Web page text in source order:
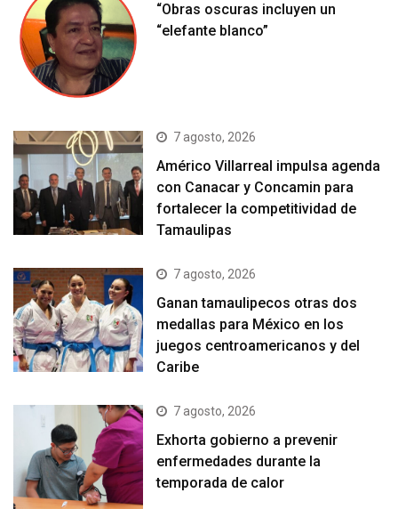
“Obras oscuras incluyen un
“elefante blanco”
7 agosto, 2026
Américo Villarreal impulsa agenda
con Canacar y Concamin para
fortalecer la competitividad de
Tamaulipas
7 agosto, 2026
Ganan tamaulipecos otras dos
medallas para México en los
juegos centroamericanos y del
Caribe
7 agosto, 2026
Exhorta gobierno a prevenir
enfermedades durante la
temporada de calor